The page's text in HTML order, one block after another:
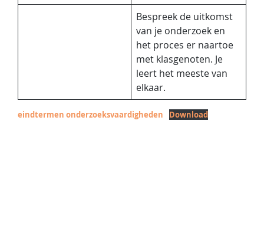
Bespreek de uitkomst
van je onderzoek en
het proces er naartoe
met klasgenoten. Je
leert het meeste van
elkaar.
eindtermen onderzoeksvaardigheden Download